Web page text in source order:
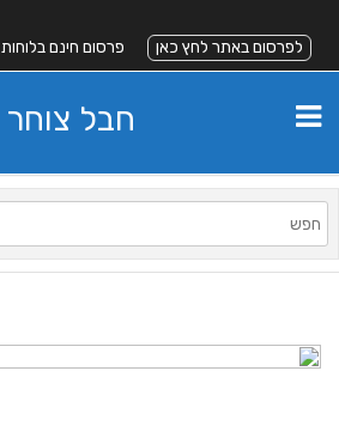
לפרסום באתר לחץ כאן
פרסום חינם בלוחות
חבל צוחר